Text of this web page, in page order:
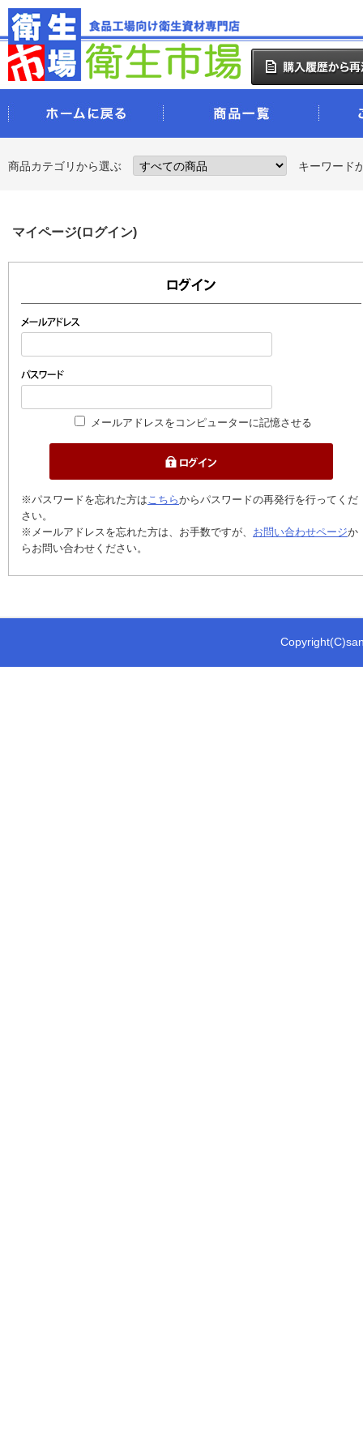
商品カテゴリから選ぶ キーワード
マイページ(ログイン)
メールアドレスをコンピューターに記憶させる
※パスワードを忘れた方はこちらからパスワードの再発行を行ってくだ
さい。
※メールアドレスを忘れた方は、お手数ですが、 お問い合わせページか
らお問い合わせください。